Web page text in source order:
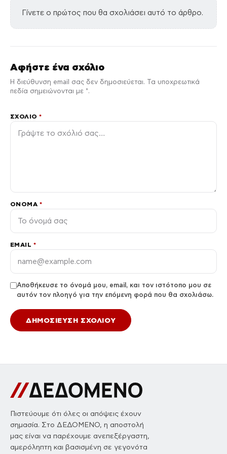
Γίνετε ο πρώτος που θα σχολιάσει αυτό το άρθρο.
Αφήστε ένα σχόλιο
Η διεύθυνση email σας δεν δημοσιεύεται. Τα υποχρεωτικά
πεδία σημειώνονται με *.
ΣΧΌΛΙΟ*
ΌΝΟΜΑ *
EMAIL *
Αποθήκευσε το όνομά μου, email, και τον ιστότοπο μου σε
αυτόν τον πλοηγό για την επόμενη φορά που θα σχολιάσω.
Πιστεύουμε ότι όλες οι απόψεις έχουν
σημασία. Στο ΔΕΔΟΜΕΝΟ, η αποστολή
μας είναι να παρέχουμε ανεπεξέργαστη,
αμερόληπτη και βασισμένη σε γεγονότα